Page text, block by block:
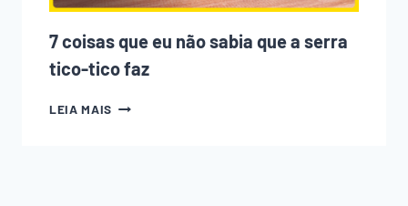
7 coisas que eu não sabia que a serra
tico-tico faz
LEIA MAIS